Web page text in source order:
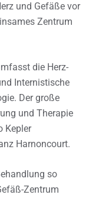
und Gefäße vor
Zentrum
die Herz-
Internistische
Der große
und Therapie
Kepler
Harnoncourt.
so
Zentrum